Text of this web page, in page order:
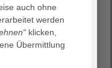
auch ohne
werden
klicken,
Übermittlung